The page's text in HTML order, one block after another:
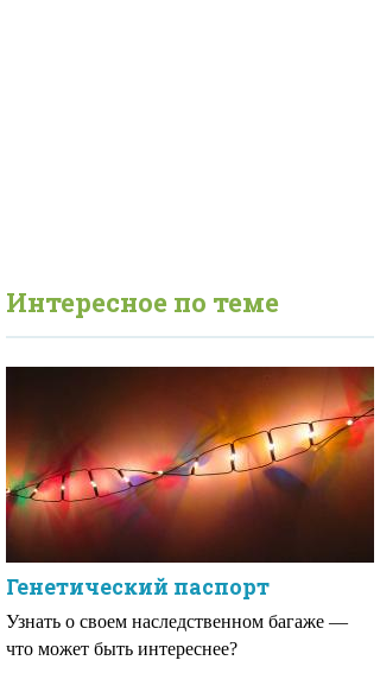
Интересное по теме
Генетический паспорт
Узнать о своем наследственном багаже —
что может быть интереснее?